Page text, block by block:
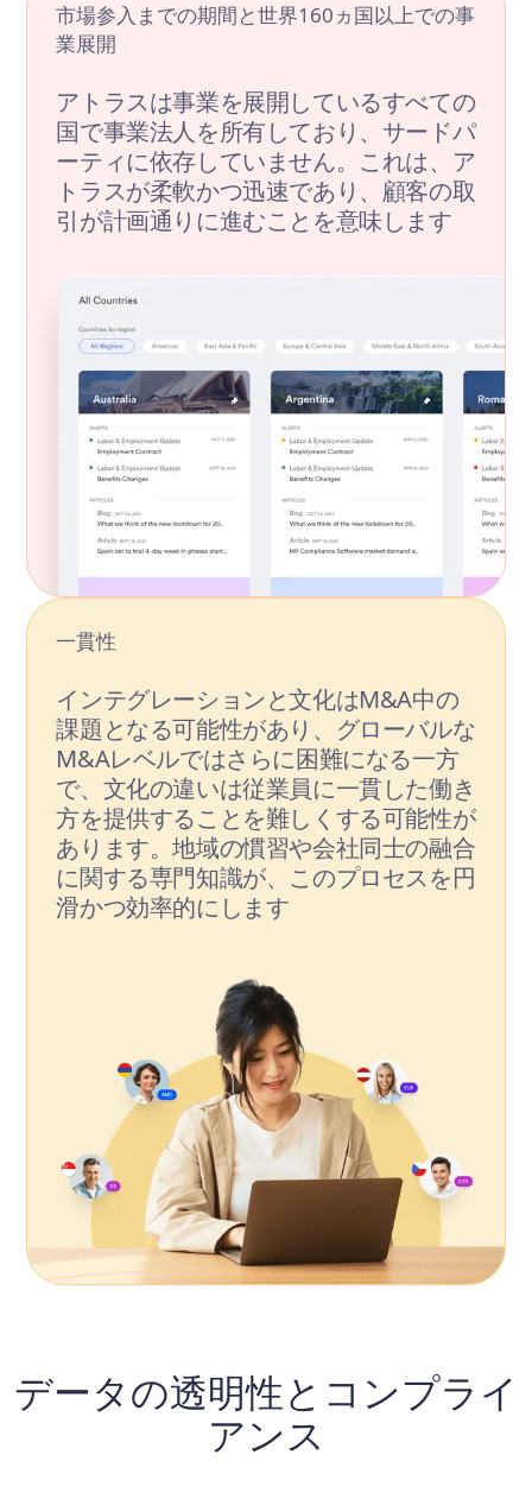
市場参入までの期間と世界160ヵ国以上での事
業展開
アトラスは事業を展開しているすべての
国で事業法人を所有しており、サードパ
ーティに依存していません。これは、ア
トラスが柔軟かつ迅速であり、顧客の取
引が計画通りに進むことを意味します
一貫性
インテグレーションと文化はM&A中の
課題となる可能性があり、グローバルな
M&Aレベルではさらに困難になる一方
で、文化の違いは従業員に一貫した働き
方を提供することを難しくする可能性が
あります。地域の慣習や会社同士の融合
に関する専門知識が、このプロセスを円
滑かつ効率的にします
データの透明性とコンプライ
アンス